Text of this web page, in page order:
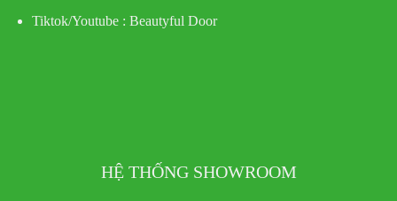
Tiktok/Youtube : Beautyful Door
HỆ THỐNG SHOWROOM